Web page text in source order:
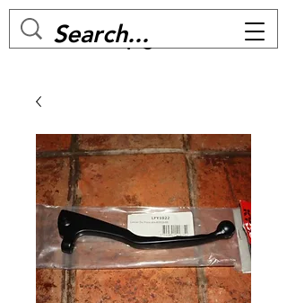
MC BIKE Perpignan